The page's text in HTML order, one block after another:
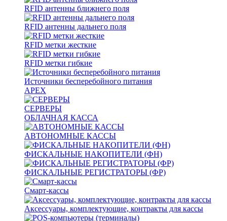
RFID антенны ближнего поля
RFID антенны дальнего поля
RFID метки жесткие
RFID метки гибкие
Источники бесперебойного питания
APEX
СЕРВЕРЫ
ОБЛАЧНАЯ КАССА
АВТОНОМНЫЕ КАССЫ
ФИСКАЛЬНЫЕ НАКОПИТЕЛИ (ФН)
ФИСКАЛЬНЫЕ РЕГИСТРАТОРЫ (ФР)
Смарт-кассы
Аксессуары, комплектующие, контракты для кассы